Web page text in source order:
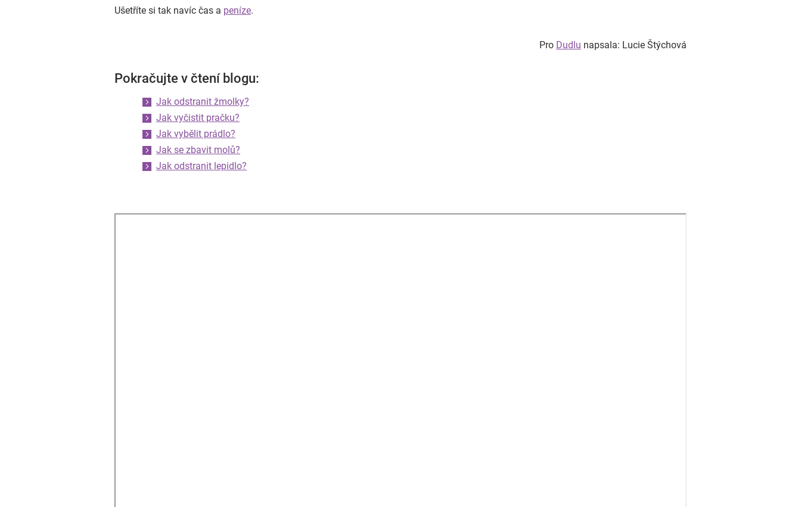
Ušetříte si tak navíc čas a peníze.
Pro Dudlu napsala: Lucie Štýchová
Pokračujte v čtení blogu:
Jak odstranit žmolky?
Jak vyčistit pračku?
Jak vybělit prádlo?
Jak se zbavit molů?
Jak odstranit lepidlo?